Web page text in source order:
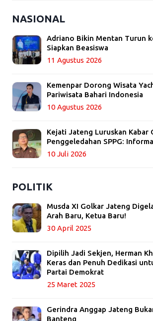
NASIONAL
Adriano Bikin Mentan Turun
Siapkan Beasiswa
11 Agustus 2026
Kemenpar Dorong Wisata
Pariwisata Bahari Indonesia
10 Agustus 2026
Kejati Jateng Luruskan Kabar
Penggeledahan SPPG:
10 Juli 2026
POLITIK
Musda XI Golkar Jateng
Arah Baru, Ketua Baru!
30 April 2025
Dipilih Jadi Sekjen, Herman
Keras dan Penuh Dedikasi
Partai Demokrat
25 Maret 2025
Gerindra Anggap Jateng
Banteng